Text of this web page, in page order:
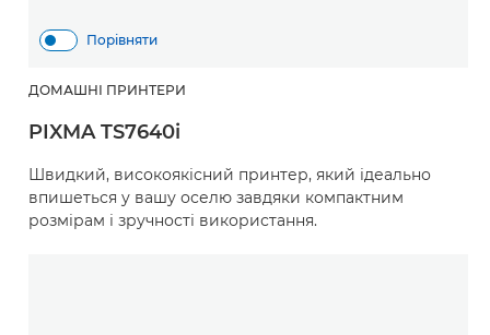
Порівняти
ДОМАШНІ ПРИНТЕРИ
PIXMA TS7640i
Швидкий, високоякісний принтер, який ідеально
впишеться у вашу оселю завдяки компактним
розмірам і зручності використання.